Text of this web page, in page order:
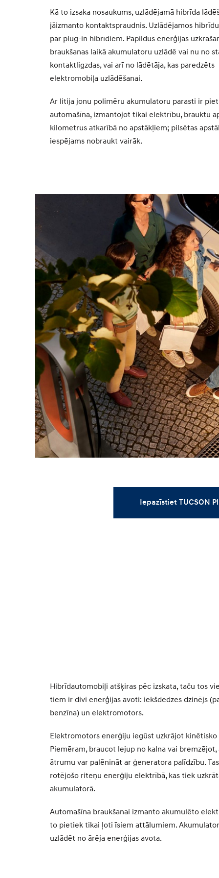
Kā to izsaka nosaukums, uzlādējamā hibrīda
jāizmanto kontaktspraudnis. Uzlādējamos
par plug-in hibrīdiem. Papildus enerģijas
braukšanas laikā akumulatoru uzlādē vai nu no
kontaktligzdas, vai arī no lādētāja, kas paredzēts
elektromobiļa uzlādēšanai.
Ar litija jonu polimēru akumulatoru parasti ir
automašīna, izmantojot tikai elektrību, brauktu
kilometrus atkarībā no apstākļiem; pilsētas
iespējams nobraukt vairāk.
Iepazīstiet TUCSON
Hibrīdautomobiļi atšķiras pēc izskata, taču tos
tiem ir divi enerģijas avoti: iekšdedzes dzinējs
benzīna) un elektromotors.
Elektromotors enerģiju iegūst uzkrājot kinētisko
Piemēram, braucot lejup no kalna vai
ātrumu var palēnināt ar ģeneratora palīdzību.
rotējošo riteņu enerģiju elektrībā, kas tiek
akumulatorā.
Automašīna braukšanai izmanto akumulēto
to pietiek tikai ļoti īsiem attālumiem.
uzlādēt no ārēja enerģijas avota.